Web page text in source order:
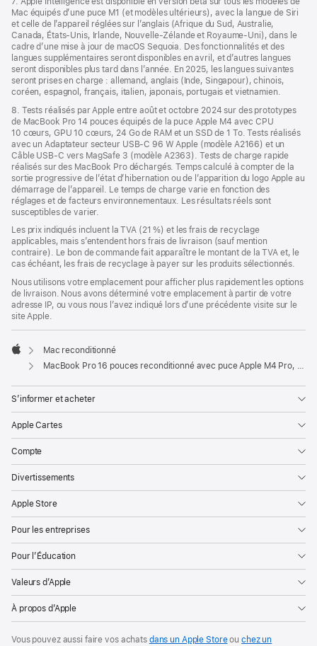
Mac équipés d’une puce M1 (et modèles ultérieurs), avec la langue de Siri
et celle de l’appareil réglées sur l’anglais (Afrique du Sud, Australie,
Canada, États-Unis, Irlande, Nouvelle-Zélande et Royaume-Uni), dans le
cadre d’une mise à jour de macOS Sequoia. Des fonctionnalités et des
langues supplémentaires seront disponibles en avril, et d’autres langues
seront disponibles plus tard dans l’année. En 2025, les langues suivantes
seront prises en charge : allemand, anglais (Inde, Singapour), chinois,
coréen, espagnol, français, italien, japonais, portugais et vietnamien.
8. Tests réalisés par Apple entre août et octobre 2024 sur des prototypes
de MacBook Pro 14 pouces équipés de la puce Apple M4 avec CPU
10 cœurs, GPU 10 cœurs, 24 Go de RAM et un SSD de 1 To. Tests réalisés
avec un Adaptateur secteur USB-C 96 W Apple (modèle A2166) et un
Câble USB-C vers MagSafe 3 (modèle A2363). Tests de charge rapide
réalisés sur des MacBook Pro déchargés. Temps calculé à compter de la
sortie progressive de l’état d’hibernation ou de l’apparition du logo Apple au
démarrage de l’appareil. Le temps de charge varie en fonction des
réglages et de facteurs environnementaux. Les résultats réels sont
susceptibles de varier.
Les prix indiqués incluent la TVA (21 %) et les frais de recyclage
applicables, mais s’entendent hors frais de livraison (sauf mention
contraire). Le bon de commande fait apparaître le montant de la TVA et, le
cas échéant, les frais de recyclage à payer sur les produits sélectionnés.
Nous utilisons votre emplacement pour afficher plus rapidement les options
de livraison. Nous avons déterminé votre emplacement à partir de votre
adresse IP, ou vous nous l’avez indiqué lors d’une précédente visite sur le
site Apple.
Apple
Mac reconditionné
MacBook Pro 16 pouces reconditionné avec puce Apple M4 Pro, CPU 14 cœurs, GPU 20 cœurs et écran nano-texturé - Noir sidéral
S’informer et acheter
Apple Cartes
Compte
Divertissements
Apple Store
Pour les entreprises
Pour l’Éducation
Valeurs d’Apple
À propos d’Apple
Vous pouvez aussi faire vos achats dans un Apple Storeouchez un